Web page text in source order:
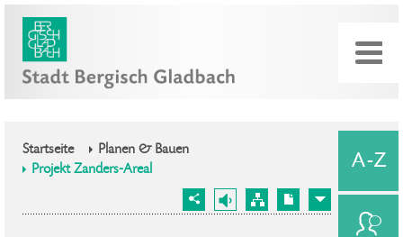
Startseite
Planen & Bauen
Projekt Zanders-Areal